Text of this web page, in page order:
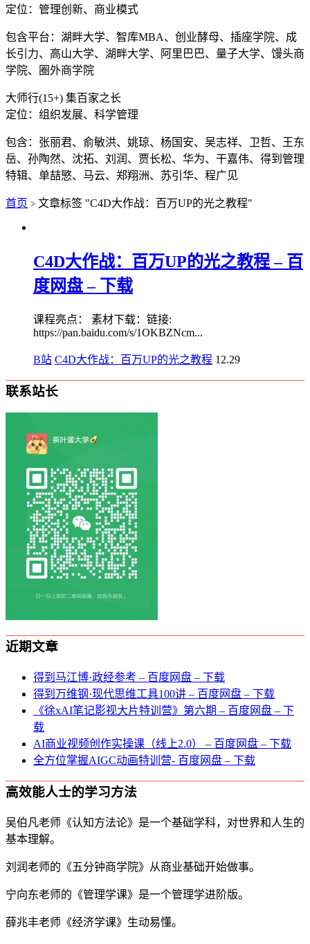
定位：管理创新、商业模式
包含平台：湖畔大学、智库MBA、创业酵母、插座学院、成
长引力、高山大学、湖畔大学、阿里巴巴、量子大学、馒头商
学院、圈外商学院
大师行(15+) 集百家之长
定位：组织发展、科学管理
包含：张丽君、俞敏洪、姚琼、杨国安、吴志祥、卫哲、王东
岳、孙陶然、沈拓、刘润、贾长松、华为、干嘉伟、得到管理
特辑、单喆慜、马云、郑翔洲、苏引华、程广见
首页 > 文章标签 "C4D大作战：百万UP的光之教程"
C4D大作战：百万UP的光之教程 – 百
度网盘 – 下载
课程亮点： 素材下载：链接:
https://pan.baidu.com/s/1OKBZNcm...
B站 C4D大作战：百万UP的光之教程 12.29
联系站长
近期文章
得到马江博·政经参考 – 百度网盘 – 下载
得到万维钢·现代思维⼯具100讲 – 百度网盘 – 下载
《徐xAI笔记影视大片特训营》第六期 – 百度网盘 – 下
载
AI商业视频创作实操课（线上2.0） – 百度网盘 – 下载
全方位掌握AIGC动画特训营- 百度网盘 – 下载
高效能人士的学习方法
吴伯凡老师《认知方法论》是一个基础学科，对世界和人生的
基本理解。
刘润老师的《五分钟商学院》从商业基础开始做事。
宁向东老师的《管理学课》是一个管理学进阶版。
薛兆丰老师《经济学课》生动易懂。